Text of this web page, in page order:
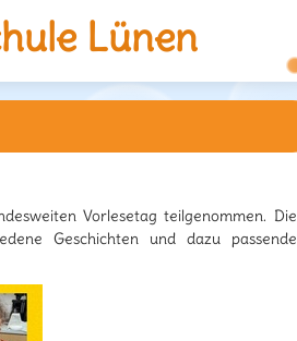
Lünen
Vorlesetag teilgenommen. Die
Geschichten und dazu passende